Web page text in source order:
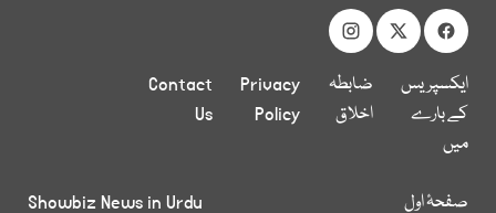
ایکسپریس
کے بارے
میں
ضابطہ
اخلاق
Privacy
Policy
Contact
Us
صفحۂ اول
Showbiz News in Urdu